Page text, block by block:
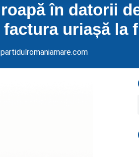
în datorii
uriașă la
partidulromaniamare.com